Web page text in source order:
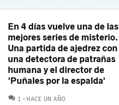
En 4 días vuelve una de las
mejores series de misterio.
Una partida de ajedrez con
una detectora de patrañas
humana y el director de
'Puñales por la espalda'
1 COMENTARIOS
HACE UN AÑO